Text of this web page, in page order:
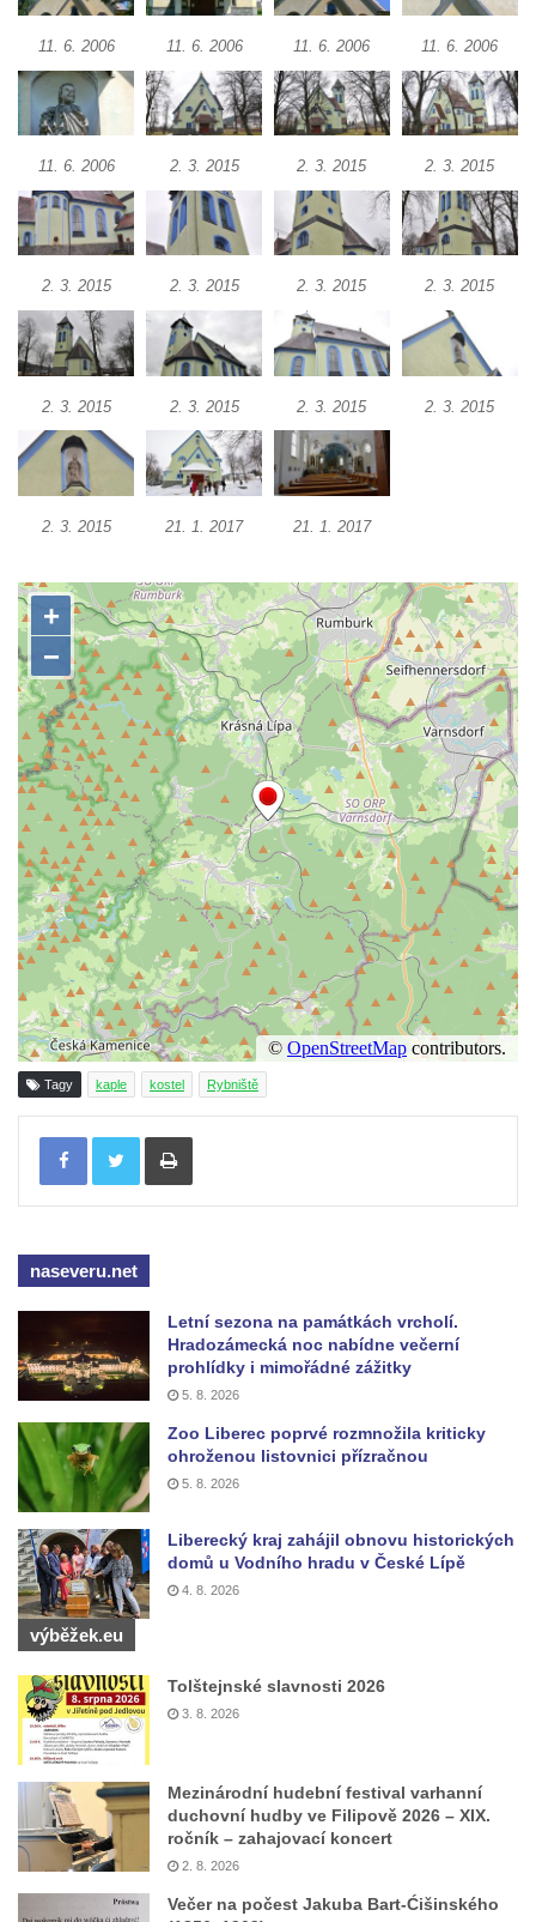
okraji Liběšic
Kostel svaté Kateřiny v Chouči
Kaple svatého Blažeje východně od Lužice
Kostel svatého Augustina v Lužici
Márnice na hřbitově v Lužici
Kostel svatého Martina v Kozlech
Márnice na hřbitově v Kozlech
Vesnický kostel v Reinhardtsdorfu
Protestantský (evangelicko-luterský) kostel
Crostau
Kaple Nanebevstoupení Panny Marie ve
Svitavě
Kostel Nejsvětější Trojice ve Velenicích
Kostel svatého Vavřince v Okounově
Kostel svatých Petra a Pavla v Semilech
Kostel Nanebevzetí Panny Marie (St. Mariä
Himmelfahrt) v Schirgiswalde
Kostel svaté Máří Magdaleny u hradu
Krasíkov
Kaple Olivetské hory pod věží kostela
svatého Michaela Archanděla v Bochově
Mildeova kaple pod Ortelem
Kostel Zvěstování Panny Marie v Duchcově
Výklenková kaple v Teplické ulici u stadionu
v Duchcově
Evangelický kostel v Duchcově
Kostel svatých Petra a Pavla v Jeníkově
Kaple svaté Anny v Jeníkově
Kaple Panny Marie v Lahošti
Kaple svatého Jana Nepomuckého v
Kostel svatého Mikuláše v Mikulášovicích
Kaple Tří otců v Mikulášovicích
Kaple Matky Boží v Mikulášovicích
Kaple Andělů strážných (Fürleova kaple) v
Mikulášovicích
Balzerova kaple v Mikulášovicích
Kostel svatého Václava ve Šluknově
Kostel svatého Mikuláše v Třebušíně
Klášterní kostel svatého Františka z Assisi v
Zákupech
Kaple svatého Josefa u Zákup
Kostel svatých Fabiána a Šebestiána v
Zákupech
Kostel svatého Havla v Kuřívodech
Kaple Krista v žaláři u kostela Nalezení
svatého Kříže ve Frýdlantu
Kostel Nalezení svatého Kříže ve Frýdlantu
11. 6. 2006 11. 6. 2006 11. 6. 2006 11. 6. 2006
11. 6. 2006 2. 3. 2015 2. 3. 2015 2. 3. 2015
2. 3. 2015 2. 3. 2015 2. 3. 2015 2. 3. 2015
2. 3. 2015 2. 3. 2015 2. 3. 2015 2. 3. 2015
2. 3. 2015 21. 1. 2017 21. 1. 2017
Tagy kaple kostel Rybniště
Tisknout
naseveru.net
Letní sezona na památkách vrcholí.
Hradozámecká noc nabídne večerní
prohlídky i mimořádné zážitky
5. 8. 2026
Zoo Liberec poprvé rozmnožila kriticky
ohroženou listovnici přízračnou
5. 8. 2026
Liberecký kraj zahájil obnovu historických
domů u Vodního hradu v České Lípě
4. 8. 2026
výběžek.eu
Tolštejnské slavnosti 2026
3. 8. 2026
Mezinárodní hudební festival varhanní
duchovní hudby ve Filipově 2026 – XIX.
ročník – zahajovací koncert
2. 8. 2026
Večer na počest Jakuba Bart-Ćišinského